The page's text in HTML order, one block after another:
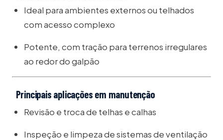
Ideal para ambientes externos ou telhados
com acesso complexo
Potente, com tração para terrenos irregulares
ao redor do galpão
Principais aplicações em manutenção
Revisão e troca de telhas e calhas
Inspeção e limpeza de sistemas de ventilação